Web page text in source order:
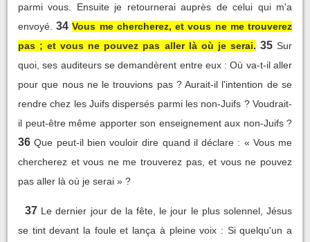
parmi vous. Ensuite je retournerai auprès de celui qui m'a
envoyé. 34 Vous me chercherez, et vous ne me trouverez
pas ; et vous ne pouvez pas aller là où je serai. 35 Sur
quoi, ses auditeurs se demandèrent entre eux : Où va-t-il aller
pour que nous ne le trouvions pas ? Aurait-il l'intention de se
rendre chez les Juifs dispersés parmi les non-Juifs ? Voudrait-
il peut-être même apporter son enseignement aux non-Juifs ?
36 Que peut-il bien vouloir dire quand il déclare : « Vous me
chercherez et vous ne me trouverez pas, et vous ne pouvez
pas aller là où je serai » ?
37 Le dernier jour de la fête, le jour le plus solennel, Jésus
se tint devant la foule et lança à pleine voix : Si quelqu'un a